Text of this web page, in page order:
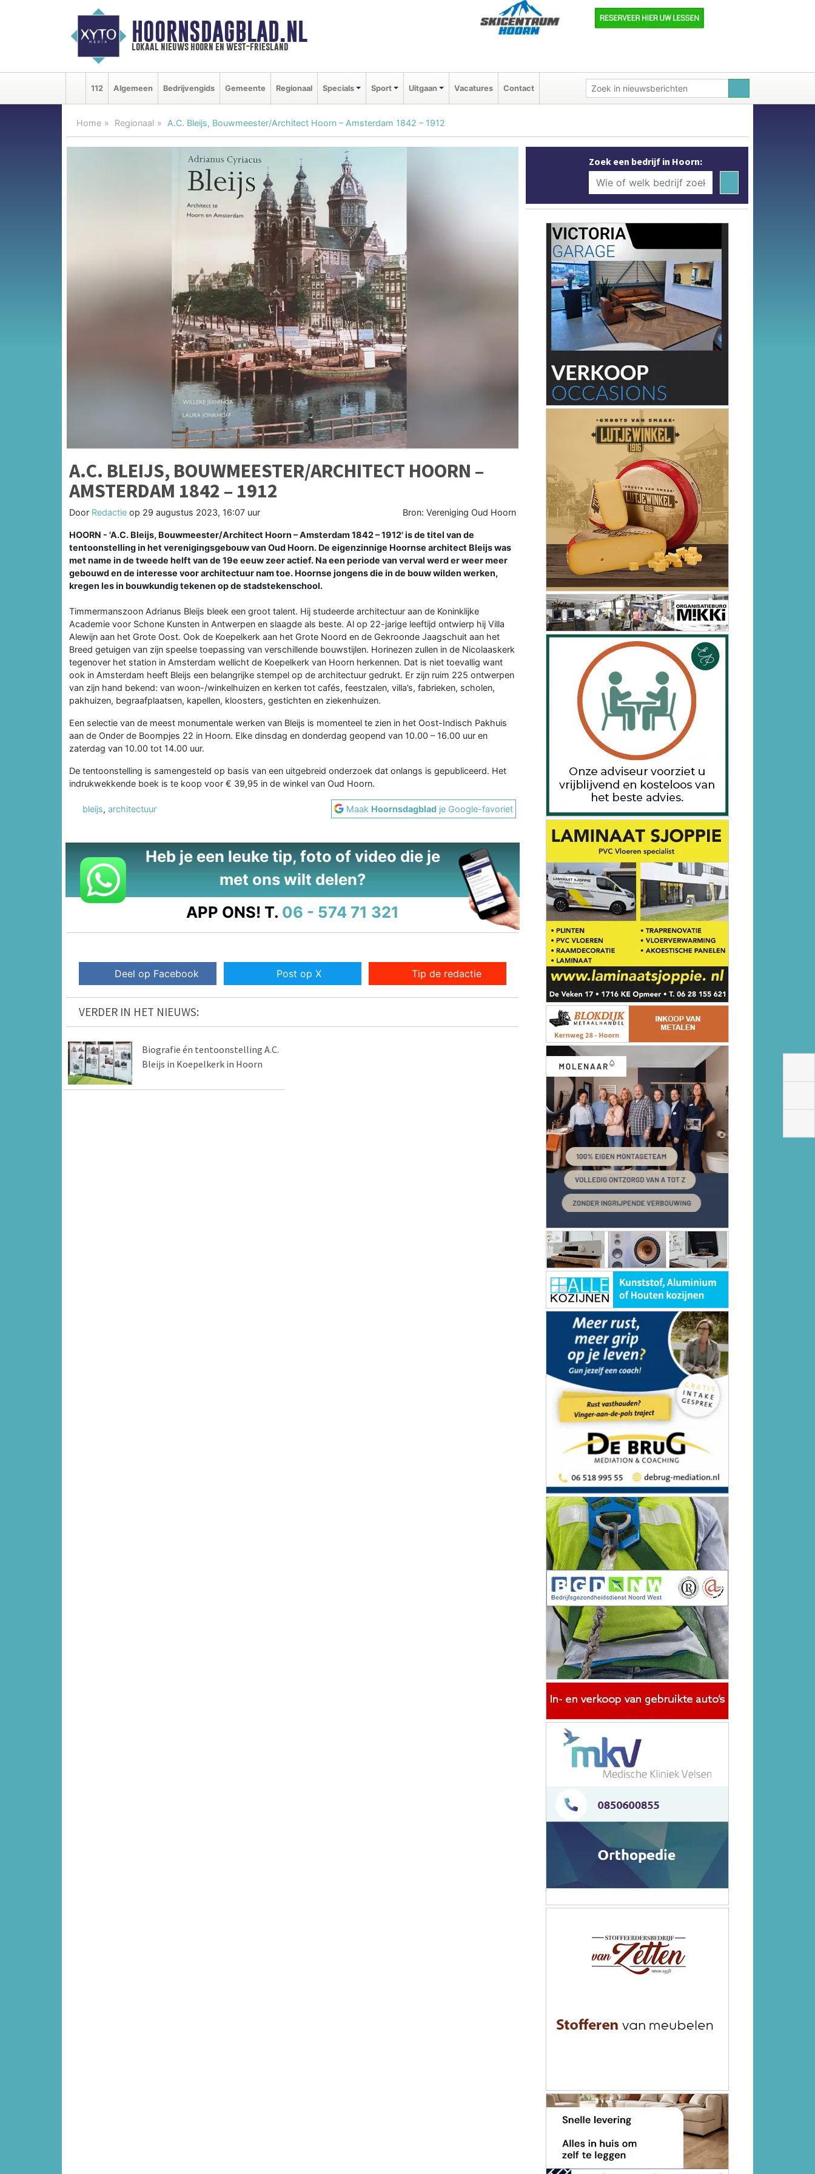
HOORNSDAGBLAD.NL
lokaal nieuws hoorn en west-friesland
112 Algemeen Bedrijvengids Gemeente Regionaal Specials Sport Uitgaan Vacatures Contact
Home Regionaal A.C. Bleijs, Bouwmeester/Architect Hoorn – Amsterdam 1842 – 1912
A.C. BLEIJS, BOUWMEESTER/ARCHITECT HOORN –
AMSTERDAM 1842 – 1912
Door Redactie op 29 augustus 2023, 16:07 uur Bron: Vereniging Oud Hoorn
HOORN - 'A.C. Bleijs, Bouwmeester/Architect Hoorn – Amsterdam 1842 – 1912' is de titel van de
tentoonstelling in het verenigingsgebouw van Oud Hoorn. De eigenzinnige Hoornse architect Bleijs was
met name in de tweede helft van de 19e eeuw zeer actief. Na een periode van verval werd er weer meer
gebouwd en de interesse voor architectuur nam toe. Hoornse jongens die in de bouw wilden werken,
kregen les in bouwkundig tekenen op de stadstekenschool.
Timmermanszoon Adrianus Bleijs bleek een groot talent. Hij studeerde architectuur aan de Koninklijke
Academie voor Schone Kunsten in Antwerpen en slaagde als beste. Al op 22-jarige leeftijd ontwierp hij Villa
Alewijn aan het Grote Oost. Ook de Koepelkerk aan het Grote Noord en de Gekroonde Jaagschuit aan het
Breed getuigen van zijn speelse toepassing van verschillende bouwstijlen. Horinezen zullen in de Nicolaaskerk
tegenover het station in Amsterdam wellicht de Koepelkerk van Hoorn herkennen. Dat is niet toevallig want
ook in Amsterdam heeft Bleijs een belangrijke stempel op de architectuur gedrukt. Er zijn ruim 225 ontwerpen
van zijn hand bekend: van woon-/winkelhuizen en kerken tot cafés, feestzalen, villa’s, fabrieken, scholen,
pakhuizen, begraafplaatsen, kapellen, kloosters, gestichten en ziekenhuizen.
Een selectie van de meest monumentale werken van Bleijs is momenteel te zien in het Oost-Indisch Pakhuis
aan de Onder de Boompjes 22 in Hoorn. Elke dinsdag en donderdag geopend van 10.00 – 16.00 uur en
zaterdag van 10.00 tot 14.00 uur.
De tentoonstelling is samengesteld op basis van een uitgebreid onderzoek dat onlangs is gepubliceerd. Het
indrukwekkende boek is te koop voor € 39,95 in de winkel van Oud Hoorn.
bleijs, architectuur Maak Hoornsdagblad je Google-favoriet
Heb je een leuke tip, foto of video die je
met ons wilt delen?
APP ONS! T. 06 - 574 71 321
Deel op Facebook Post op X Tip de redactie
VERDER IN HET NIEUWS:
Biografie én tentoonstelling A.C.
Bleijs in Koepelkerk in Hoorn
Zoek een bedrijf in Hoorn: